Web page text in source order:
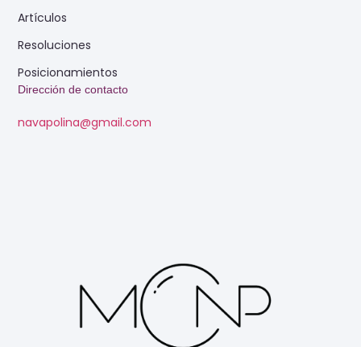
Dirección de contacto
navapolina@gmail.com
Artículos
Resoluciones
Posicionamientos